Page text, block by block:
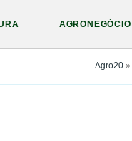
AGRONEGÓCIO
Agro20 »